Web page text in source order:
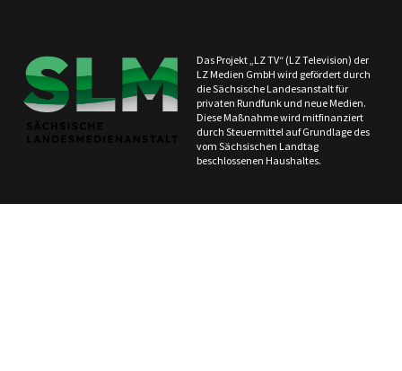
Das Projekt „LZ TV“ (LZ Television) der
LZ Medien GmbH wird gefördert durch
die Sächsische Landesanstalt für
privaten Rundfunk und neue Medien.
Diese Maßnahme wird mitfinanziert
durch Steuermittel auf Grundlage des
vom Sächsischen Landtag
beschlossenen Haushaltes.